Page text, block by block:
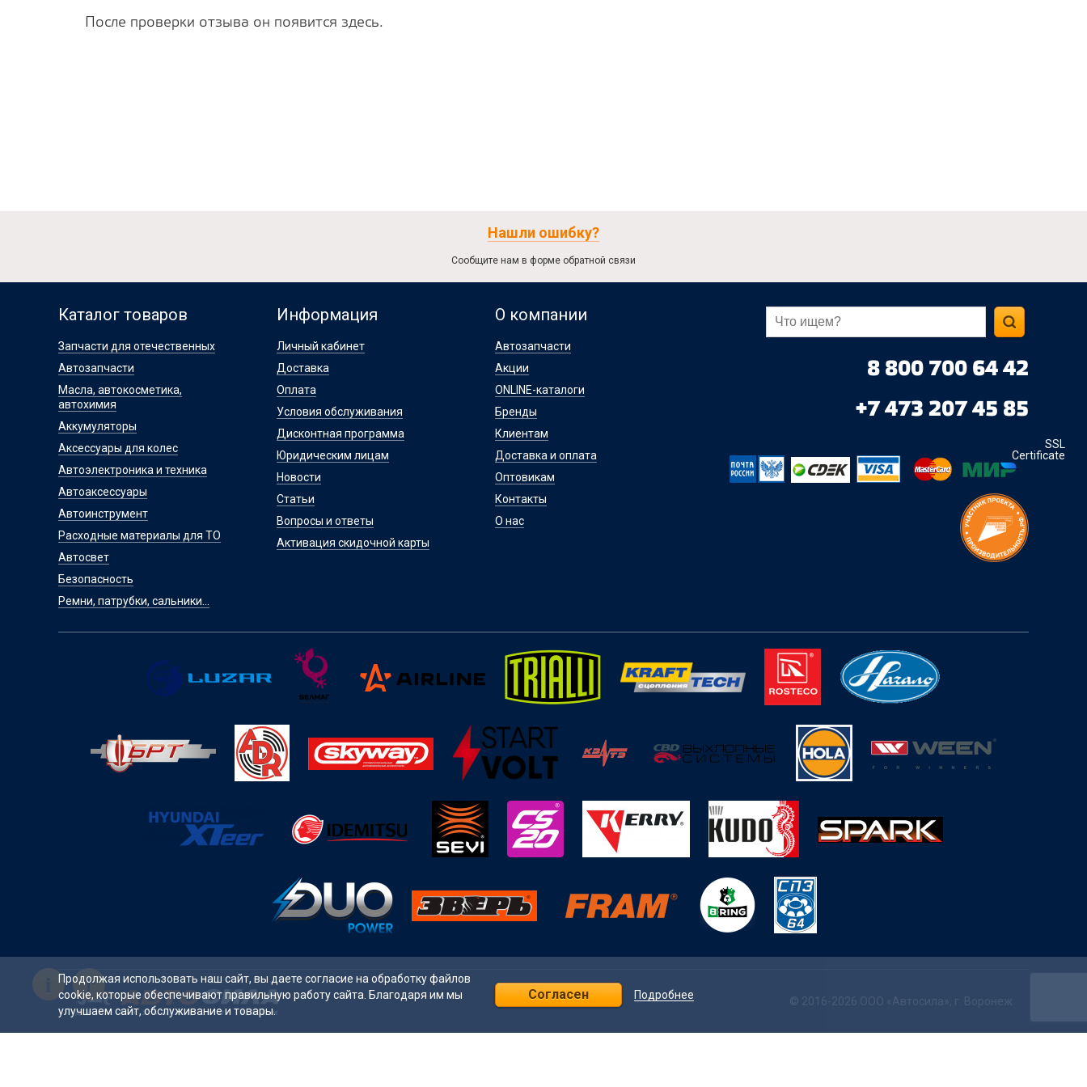
После проверки отзыва он появится здесь.
Нашли ошибку?
Сообщите нам в форме обратной связи
Каталог товаров
Запчасти для отечественных
Автозапчасти
Масла, автокосметика,
автохимия
Аккумуляторы
Аксессуары для колес
Автоэлектроника и техника
Автоаксессуары
Автоинструмент
Расходные материалы для ТО
Автосвет
Безопасность
Ремни, патрубки, сальники...
Информация
Личный кабинет
Доставка
Оплата
Условия обслуживания
Дисконтная программа
Юридическим лицам
Новости
Статьи
Вопросы и ответы
Активация скидочной карты
О компании
Автозапчасти
Акции
ONLINE-каталоги
Бренды
Клиентам
Доставка и оплата
Оптовикам
Контакты
О нас
8 800 700 64 42
+7 473 207 45 85
SSL
Certificate
© 2016-2026 ООО «Автосила», г. Воронеж
Продолжая использовать наш сайт, вы даете согласие на обработку файлов
cookie, которые обеспечивают правильную работу сайта. Благодаря им мы
улучшаем сайт, обслуживание и товары.
Согласен Подробнее